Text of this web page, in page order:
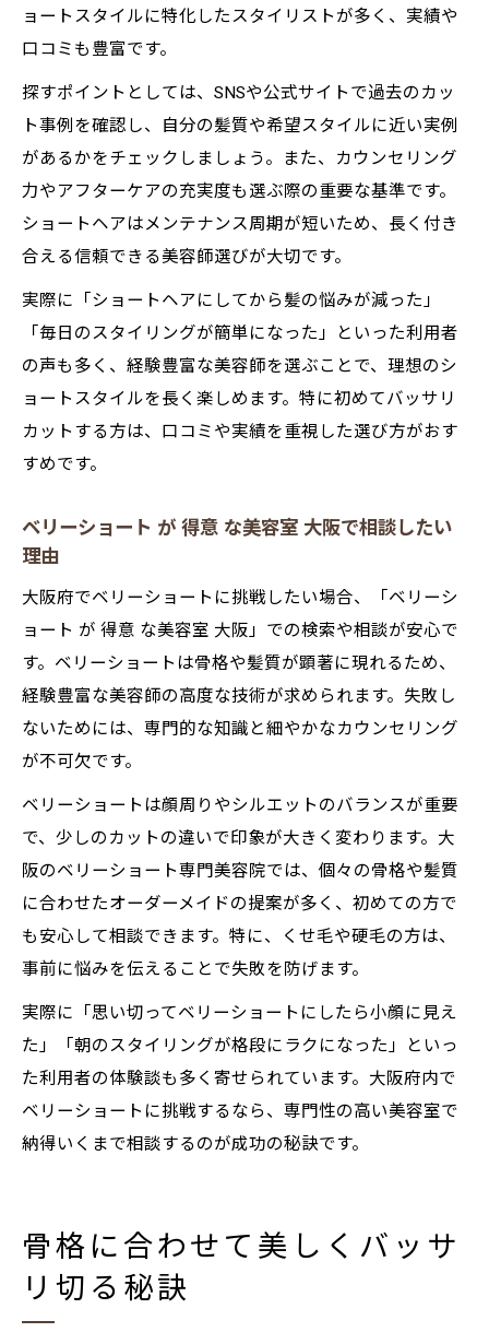
ョートスタイルに特化したスタイリストが多く、実績や
口コミも豊富です。
探すポイントとしては、SNSや公式サイトで過去のカッ
ト事例を確認し、自分の髪質や希望スタイルに近い実例
があるかをチェックしましょう。また、カウンセリング
力やアフターケアの充実度も選ぶ際の重要な基準です。
ショートヘアはメンテナンス周期が短いため、長く付き
合える信頼できる美容師選びが大切です。
実際に「ショートヘアにしてから髪の悩みが減った」
「毎日のスタイリングが簡単になった」といった利用者
の声も多く、経験豊富な美容師を選ぶことで、理想のシ
ョートスタイルを長く楽しめます。特に初めてバッサリ
カットする方は、口コミや実績を重視した選び方がおす
すめです。
ベリーショート が 得意 な美容室 大阪で相談したい
理由
大阪府でベリーショートに挑戦したい場合、「ベリーシ
ョート が 得意 な美容室 大阪」での検索や相談が安心で
す。ベリーショートは骨格や髪質が顕著に現れるため、
経験豊富な美容師の高度な技術が求められます。失敗し
ないためには、専門的な知識と細やかなカウンセリング
が不可欠です。
ベリーショートは顔周りやシルエットのバランスが重要
で、少しのカットの違いで印象が大きく変わります。大
阪のベリーショート専門美容院では、個々の骨格や髪質
に合わせたオーダーメイドの提案が多く、初めての方で
も安心して相談できます。特に、くせ毛や硬毛の方は、
事前に悩みを伝えることで失敗を防げます。
実際に「思い切ってベリーショートにしたら小顔に見え
た」「朝のスタイリングが格段にラクになった」といっ
た利用者の体験談も多く寄せられています。大阪府内で
ベリーショートに挑戦するなら、専門性の高い美容室で
納得いくまで相談するのが成功の秘訣です。
骨格に合わせて美しくバッサ
リ切る秘訣